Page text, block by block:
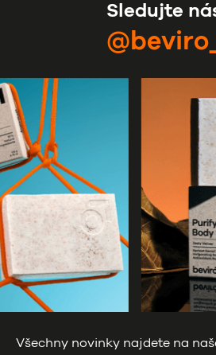
Sledujte
Všechny novinky najdete na